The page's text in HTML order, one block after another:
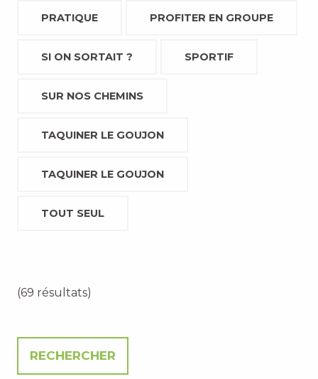
PRATIQUE PROFITER EN GROUPE
SI ON SORTAIT ? SPORTIF
SUR NOS CHEMINS
TAQUINER LE GOUJON
TAQUINER LE GOUJON
TOUT SEUL
(69 résultats)